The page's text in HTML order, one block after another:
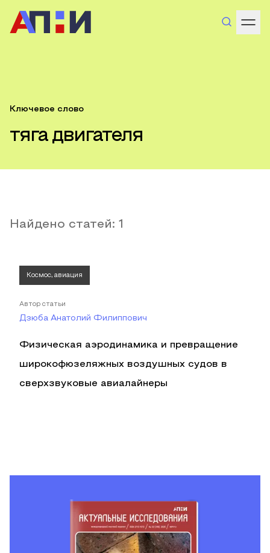
Ключевое слово
тяга двигателя
Найдено статей: 1
Космос, авиация
Автор статьи
Дзюба Анатолий Филиппович
Физическая аэродинамика и превращение
широкофюзеляжных воздушных судов в
сверхзвуковые авиалайнеры